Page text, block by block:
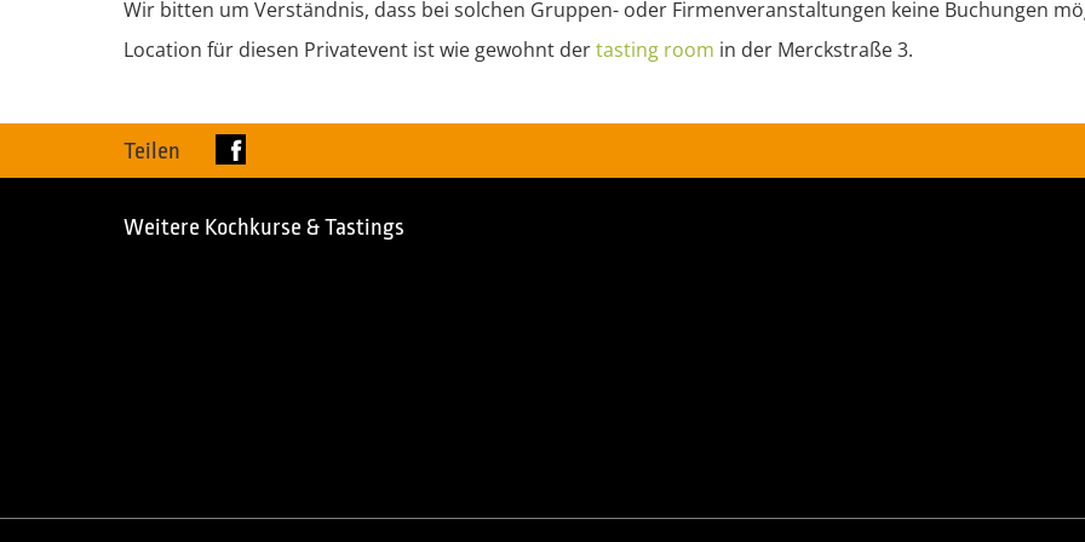
Wir bitten um Verständnis, dass bei solchen Gruppen- oder Firmenveranstaltungen keine Buchungen
Location für diesen Privatevent ist wie gewohnt dertasting room in der Merckstraße 3.
Teilen
Weitere Kochkurse & Tastings